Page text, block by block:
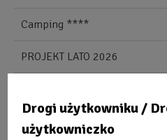
Camping ****
PROJEKT LATO 2026
Siatkówka plażowa
Drogi użytkowniku /
użytkowniczko